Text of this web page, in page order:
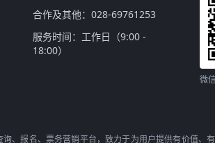
合作及其他：028-69761253
服务时间：工作日（9:00 -
18:00）
微
、报名、票务营销平台，致力于为用户提供有价值